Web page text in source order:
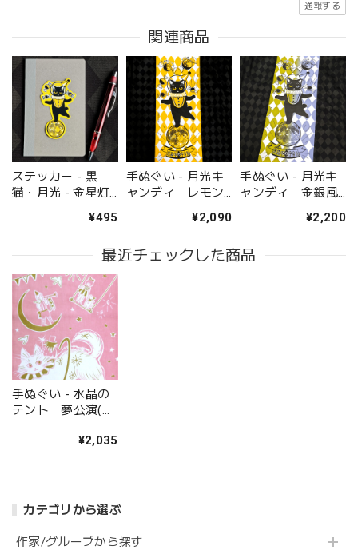
カテゴリから選ぶ
作家/グループから探す
通報する
関連商品
ステッカー - 黒
猫・月光 - 金星灯
¥495
手ぬぐい - 月光キ
ャンディ レモン
¥2,090
手ぬぐい - 月光キ
ャンディ 金銀風
¥2,200
最近チェックした商品
手ぬぐい - 水晶の
テント 夢公演(ピ
¥2,035